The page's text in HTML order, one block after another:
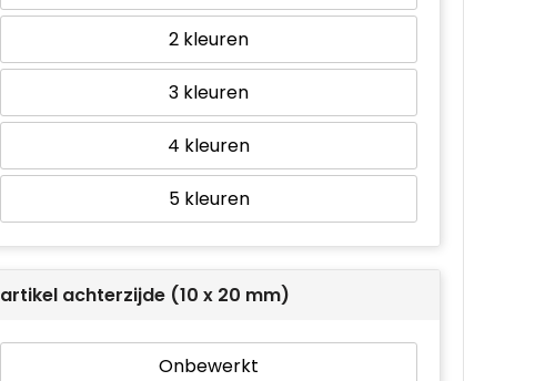
2
3
4
5
artikel achterzijde (10 x 20 mm)
Onbewerkt